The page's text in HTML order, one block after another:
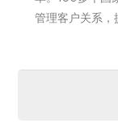
管理客户关系，